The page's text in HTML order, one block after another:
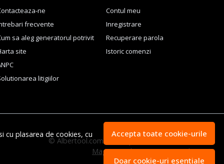
cu plasarea de cookies, cu
Accepta toate cookie-urile
Doar cookie-uri esentiale
ne
frecvente
sa aleg generatorul potrivit
site
litigiilor
Contul meu
Inregistrare
Recuperare parola
Istoric comenzi
© Albertool.com - Scule profesionale Festool 2026
Magazin online creat cu MerchantPro